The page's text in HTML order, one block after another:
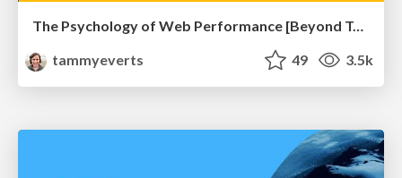
The Psychology of Web Performance [Beyond Tellerrand 2023]
tammyeverts
49 3.5k